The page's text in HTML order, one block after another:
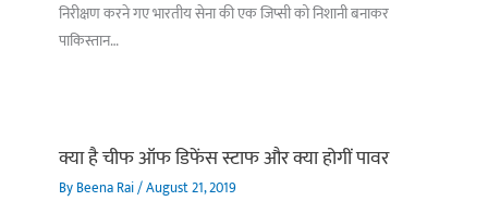
निरीक्षण करने गए भारतीय सेना की एक जिप्सी को निशानी बनाकर
पाकिस्तान…
क्या है चीफ ऑफ डिफेंस स्टाफ और क्या होगीं पावर
ByBeena Rai/August 21, 2019